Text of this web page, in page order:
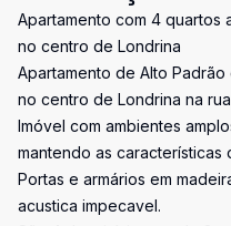
Apartamento com 4 quartos
no centro de Londrina
Apartamento de Alto
no centro de Londrina na
Imóvel com ambientes
mantendo as características
Portas e armários em
acustica impecavel.